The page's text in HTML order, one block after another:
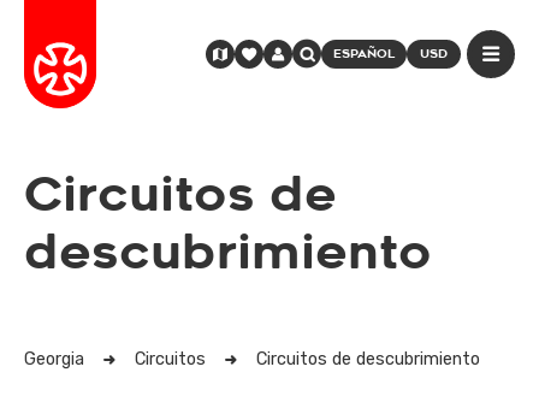
ESPAÑOL USD
Circuitos de
descubrimiento
Georgia Circuitos Circuitos de descubrimiento